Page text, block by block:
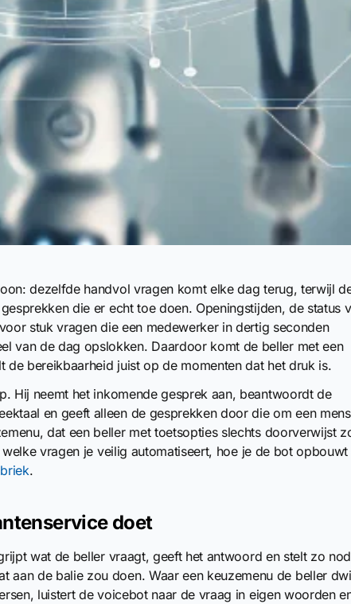
dezelfde handvol vragen komt elke dag terug, terwijl
die er echt toe doen. Openingstijden, de status
stuk vragen die een medewerker in dertig seconden
van de dag opslokken. Daardoor komt de beller met een
bereikbaarheid juist op de momenten dat het druk is.
Hij neemt het inkomende gesprek aan, beantwoordt de
en geeft alleen de gesprekken door die om een
dat een beller met toetsopties slechts doorverwijst
vragen je veilig automatiseert, hoe je de bot opbouwt
.
doet
wat de beller vraagt, geeft het antwoord en stelt zo
aan de balie zou doen. Waar een keuzemenu de beller
luistert de voicebot naar de vraag in eigen woorden